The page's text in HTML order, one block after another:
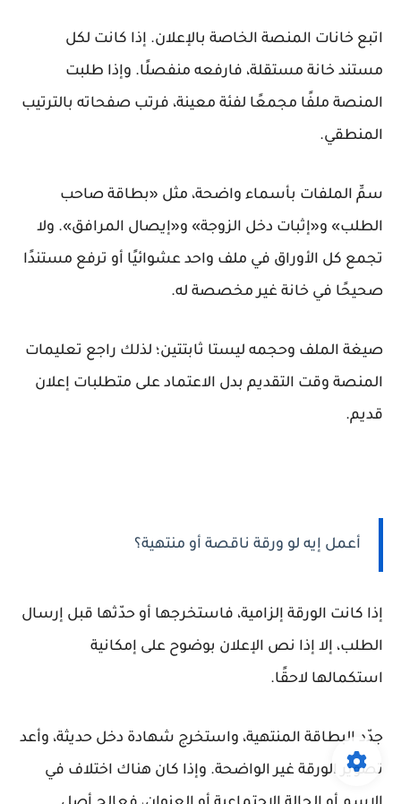
اتبع خانات المنصة الخاصة بالإعلان. إذا كانت لكل
مستند خانة مستقلة، فارفعه منفصلًا. وإذا طلبت
المنصة ملفًا مجمعًا لفئة معينة، فرتب صفحاته بالترتيب
المنطقي.
سمِّ الملفات بأسماء واضحة، مثل «بطاقة صاحب
الطلب» و«إثبات دخل الزوجة» و«إيصال المرافق». ولا
تجمع كل الأوراق في ملف واحد عشوائيًا أو ترفع مستندًا
صحيحًا في خانة غير مخصصة له.
صيغة الملف وحجمه ليستا ثابتتين؛ لذلك راجع تعليمات
المنصة وقت التقديم بدل الاعتماد على متطلبات إعلان
قديم.
أعمل إيه لو ورقة ناقصة أو منتهية؟
إذا كانت الورقة إلزامية، فاستخرجها أو حدّثها قبل إرسال
الطلب، إلا إذا نص الإعلان بوضوح على إمكانية
استكمالها لاحقًا.
جدّد البطاقة المنتهية، واستخرج شهادة دخل حديثة، وأعد
تصوير الورقة غير الواضحة. وإذا كان هناك اختلاف في